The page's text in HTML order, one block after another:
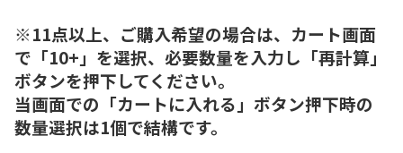
※11点以上、ご購入希望の場合は、カート画面
で「10+」を選択、必要数量を入力し「再計算」
ボタンを押下してください。
当画面での「カートに入れる」ボタン押下時の
数量選択は1個で結構です。